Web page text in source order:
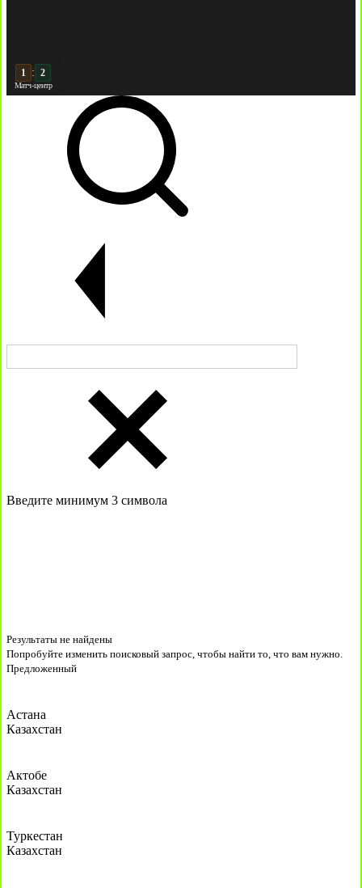
2 : 2
Матч-центр
Введите минимум 3 символа
Результаты не найдены
Попробуйте изменить поисковый запрос, чтобы найти то, что вам нужно.
Предложенный
Астана
Казахстан
Актобе
Казахстан
Туркестан
Казахстан